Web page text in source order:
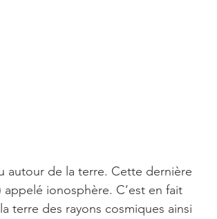
autour de la terre. Cette dernière
appelé ionosphère. C’est en fait
terre des rayons cosmiques ainsi